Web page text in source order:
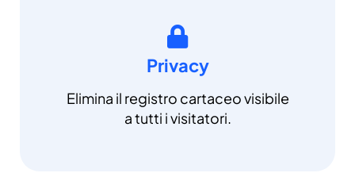
Privacy
Elimina il registro cartaceo visibile
a tutti i visitatori.